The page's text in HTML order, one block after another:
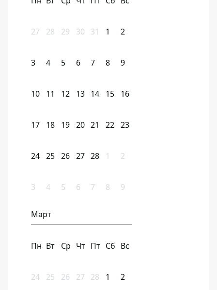
27 28 29 30 31 1 2
3 4 5 6 7 8 9
10 11 12 13 14 15 16
17 18 19 20 21 22 23
24 25 26 27 28 1 2
3 4 5 6 7 8 9
Март
Пн Вт Ср Чт Пт Сб Вс
24 25 26 27 28 1 2